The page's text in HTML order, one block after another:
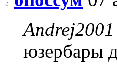
юзербары